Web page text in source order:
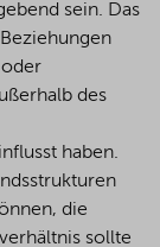
sein. Das
des
haben.
die
sollte